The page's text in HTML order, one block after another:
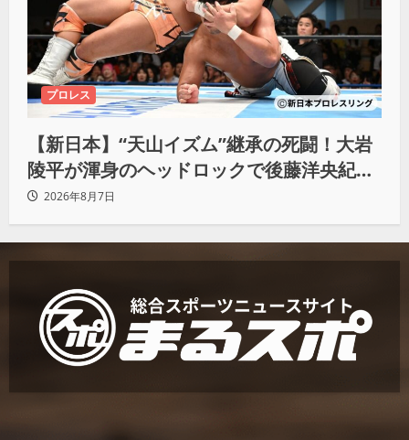
プロレス
【新日本】“天山イズム”継承の死闘！大岩
陵平が渾身のヘッドロックで後藤洋央紀か
らタップ奪取 執念の「リベンジ＆4勝目」
2026年8月7日